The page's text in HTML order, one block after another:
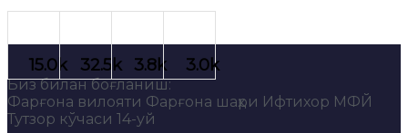
Биз билан боғланиш:
Фарғона вилояти Фарғона шаҳри Ифтихор МФЙ
Тутзор кўчаси 14-уй